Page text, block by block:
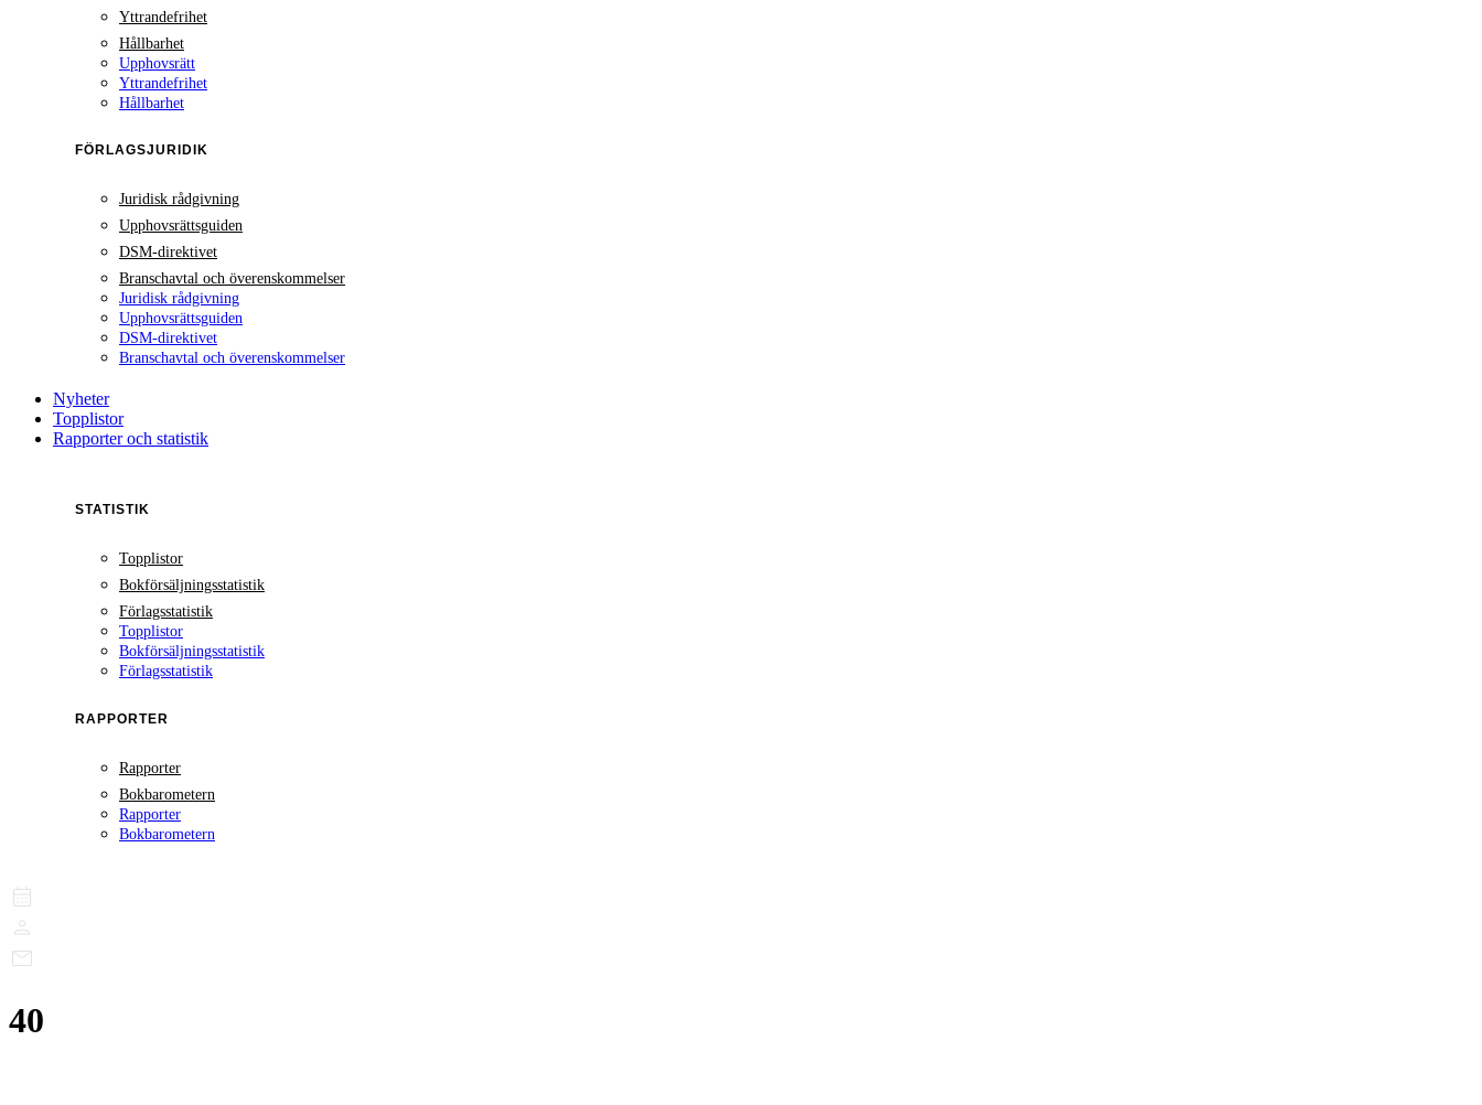
Yttrandefrihet
Hållbarhet
Upphovsrätt
Yttrandefrihet
Hållbarhet
FÖRLAGSJURIDIK
Juridisk rådgivning
Upphovsrättsguiden
DSM-direktivet
Branschavtal och överenskommelser
Juridisk rådgivning
Upphovsrättsguiden
DSM-direktivet
Branschavtal och överenskommelser
Nyheter
Topplistor
Rapporter och statistik
STATISTIK
Topplistor
Bokförsäljningsstatistik
Förlagsstatistik
Topplistor
Bokförsäljningsstatistik
Förlagsstatistik
RAPPORTER
Rapporter
Bokbarometern
Rapporter
Bokbarometern
40